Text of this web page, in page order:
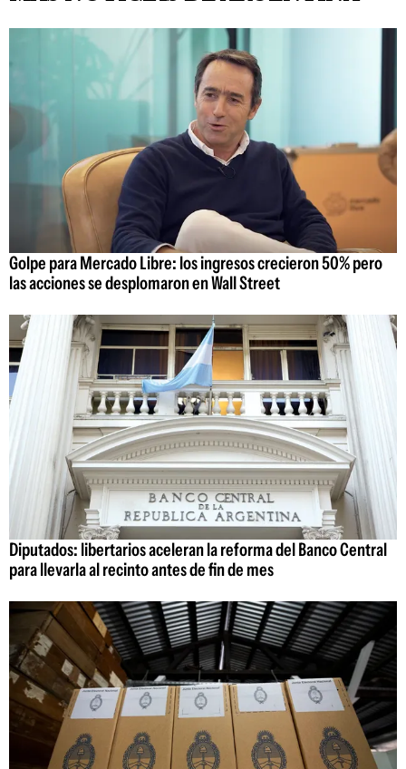
Golpe para Mercado Libre: los ingresos crecieron 50% pero
las acciones se desplomaron en Wall Street
Diputados: libertarios aceleran la reforma del Banco Central
para llevarla al recinto antes de fin de mes